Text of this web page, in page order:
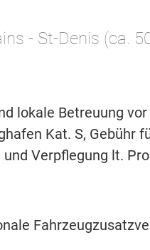
- St-Denis (ca.
lokale Betreuung
Kat. S, Gebühr
Verpflegung lt.